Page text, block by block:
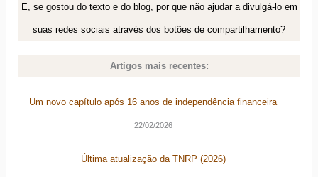
E, se gostou do texto e do blog, por que não ajudar a divulgá-lo em
suas redes sociais através dos botões de compartilhamento?
Artigos mais recentes:
Um novo capítulo após 16 anos de independência financeira
22/02/2026
Última atualização da TNRP (2026)